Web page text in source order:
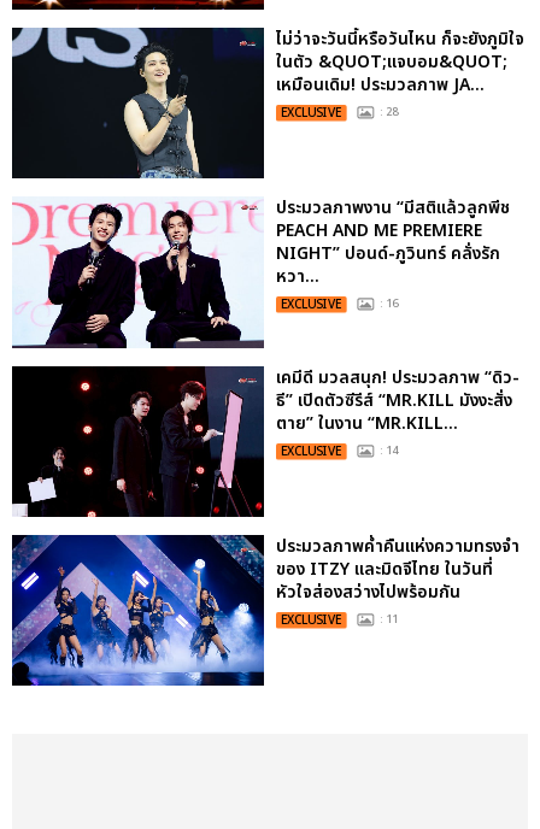
ไม่ว่าจะวันนี้หรือวันไหน ก็จะยังภูมิใจ
ในตัว &QUOT;แจบอม&QUOT;
เหมือนเดิม! ประมวลภาพ JA...
EXCLUSIVE : 28
ประมวลภาพงาน “มีสติแล้วลูกพีช
PEACH AND ME PREMIERE
NIGHT” ปอนด์-ภูวินทร์ คลั่งรัก
หวา...
EXCLUSIVE : 16
เคมีดี มวลสนุก! ประมวลภาพ “ดิว-
ธี” เปิดตัวซีรีส์ “MR.KILL มังงะสั่ง
ตาย” ในงาน “MR.KILL...
EXCLUSIVE : 14
ประมวลภาพค่ำคืนแห่งความทรงจำ
ของ ITZY และมิดจีไทย ในวันที่
หัวใจส่องสว่างไปพร้อมกัน
EXCLUSIVE : 11